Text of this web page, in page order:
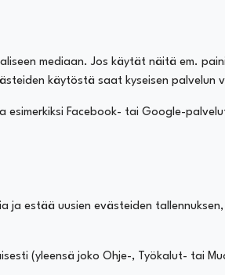
mediaan. Jos käytät näitä em.
käytöstä saat kyseisen palvelun
esimerkiksi Facebook- tai Google-
ja estää uusien evästeiden
(yleensä joko Ohje-, Työkalut- tai